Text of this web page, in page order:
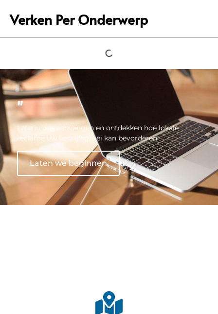
Verken Per Onderwerp
"
Latenu ons aanvangen en ontdekken hoe lokale
reclame uw bedrijfsgroei kan bevorderen
Laten we beginnen